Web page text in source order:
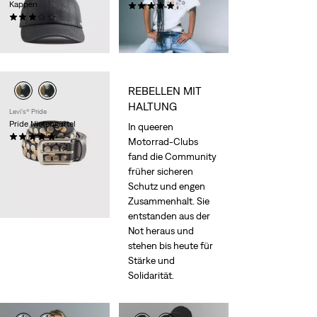
Kappen
Sale
Price
17,50 €
Original
Price
was
34,95 €
-50%
(3)
Price
17,50 €
Original
Price
was
34,95 €
-50%
Levi's® Pride
Pride Nietengürtel
(1)
Sale
Price
40,00 €
Original
Price
79,95 €
REBELLEN MIT
HALTUNG
In queeren
Motorrad-Clubs
fand die Community
früher sicheren
Schutz und engen
Zusammenhalt. Sie
entstanden aus der
Not heraus und
stehen bis heute für
Stärke und
Solidarität.